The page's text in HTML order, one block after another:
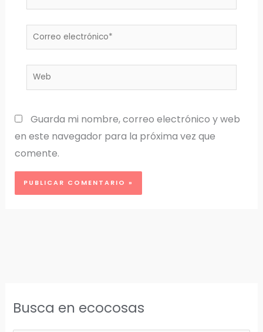
Correo
electrónico*
Web
Guarda mi nombre, correo electrónico y web
en este navegador para la próxima vez que
comente.
Busca en ecocosas